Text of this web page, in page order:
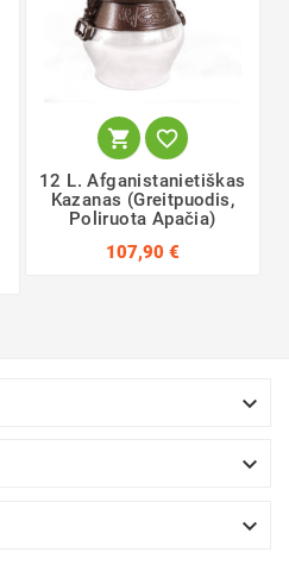
 
12 L. Afganistanietiškas
Kazanas (greitpuodis,
Poliruota Apačia)
107,90 €


